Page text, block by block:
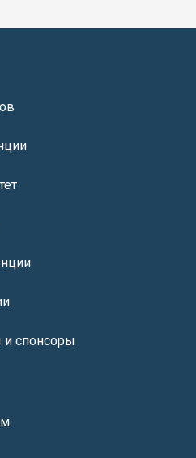
и спонсоры